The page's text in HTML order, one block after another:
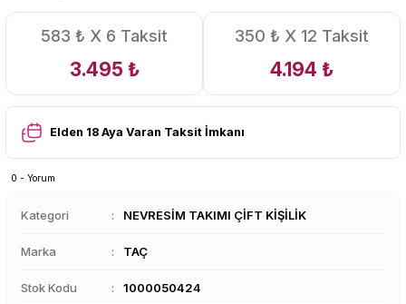
583 ₺ X 6 Taksit
3.495 ₺
350 ₺ X 12 Taksit
4.194 ₺
Elden 18 Aya Varan Taksit İmkanı
0 - Yorum
Kategori NEVRESİM TAKIMI ÇİFT KİŞİLİK
Marka TAÇ
Stok Kodu 1000050424